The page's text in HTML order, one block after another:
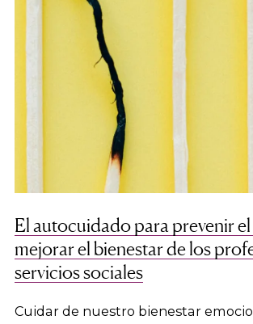
El autocuidado para prevenir
mejorar el bienestar de los
servicios sociales
Cuidar de nuestro bienestar